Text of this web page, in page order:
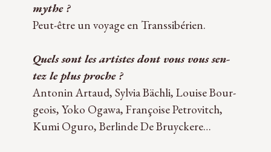
mythe ?
Peut-être un voyage en Transsibérien.
Quels sont les artistes dont vous vous sen­
tez le plus proche ?
Anto­nin Artaud, Syl­via Bächli, Louise Bour­
geois, Yoko Ogawa, Fran­çoise Petro­vitch,
Kumi Oguro, Ber­linde De Bruy­ckere…